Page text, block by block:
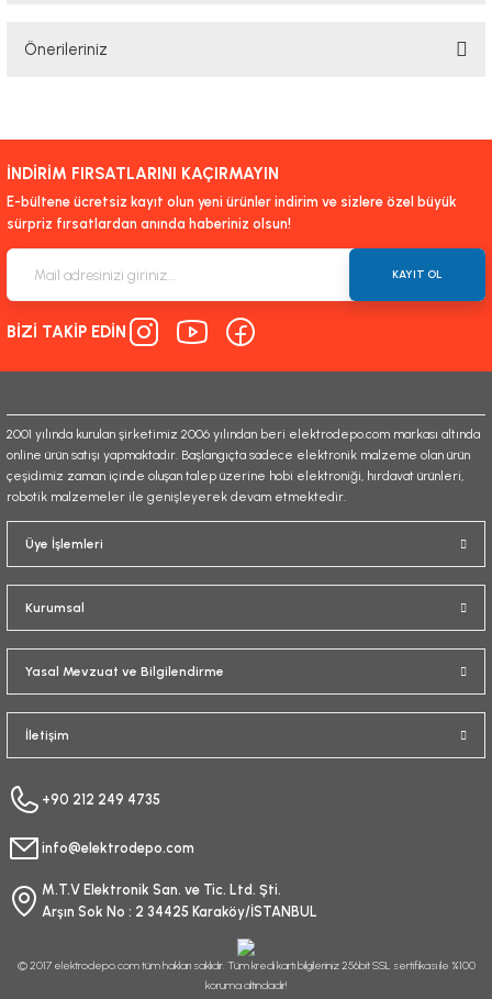
Önerileriniz
yetersiz gördüğünüz noktaları öneri formunu kullanarak tarafımıza
iletebilirsiniz.
Görüş ve önerileriniz için teşekkür ederiz.
Ürün açıklamasında eksik bilgiler bulunuyor.
Ürün bilgilerinde hatalar bulunuyor.
Ürün fiyatı diğer sitelerden daha pahalı.
Gönder
İNDİRİM FIRSATLARINI KAÇIRMAYIN
E-bültene ücretsiz kayıt olun yeni ürünler indirim ve sizlere özel büyük
sürpriz fırsatlardan anında haberiniz olsun!
KAYIT OL
BİZİ TAKİP EDİN
2001 yılında kurulan şirketimiz 2006 yılından beri elektrodepo.com markası altında
online ürün satışı yapmaktadır. Başlangıçta sadece elektronik malzeme olan ürün
çeşidimiz zaman içinde oluşan talep üzerine hobi elektroniği, hırdavat ürünleri,
robotik malzemeler ile genişleyerek devam etmektedir.
Üye İşlemleri
Kurumsal
Yasal Mevzuat ve Bilgilendirme
İletişim
+90 212 249 4735
info@elektrodepo.com
M.T.V Elektronik San. ve Tic. Ltd. Şti.
Arşın Sok No : 2 34425 Karaköy/İSTANBUL
© 2017 elektrodepo.com tüm hakları saklıdır. Tüm kredi kartı bilgileriniz 256bit SSL sertifikası ile %100
koruma altındadır!